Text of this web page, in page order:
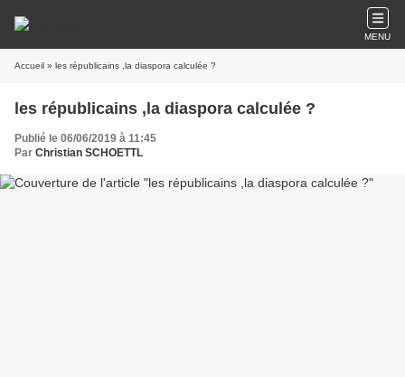
MENU
Accueil » les républicains ,la diaspora calculée ?
les républicains ,la diaspora calculée ?
Publié le 06/06/2019 à 11:45
Par Christian SCHOETTL